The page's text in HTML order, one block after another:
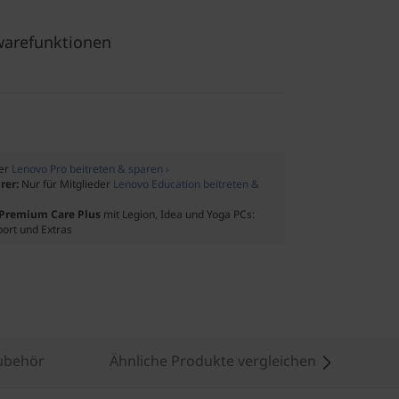
Lenovo Pro beitreten & sparen ›
Nur für Mitglieder Lenovo Education beitreten &
Care Plus mit Legion, Idea und Yoga PCs:
und Extras
Ähnliche Produkte vergleichen